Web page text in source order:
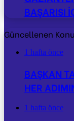
BAŞARISI
Güncellenen
1 hafta önce
BAŞKAN
HER
1 hafta önce